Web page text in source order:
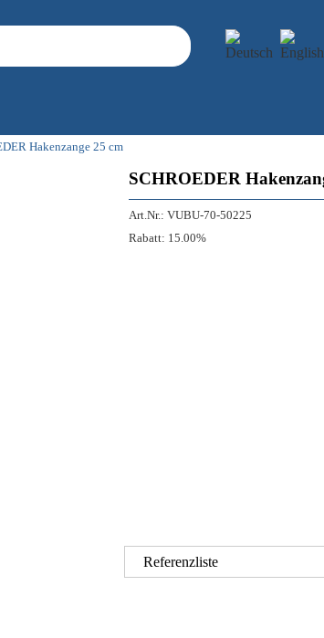
Hakenzange 25 cm
SCHROEDER
Art.Nr.: VUBU-70-50225
Rabatt: 15.00%
Referenzliste